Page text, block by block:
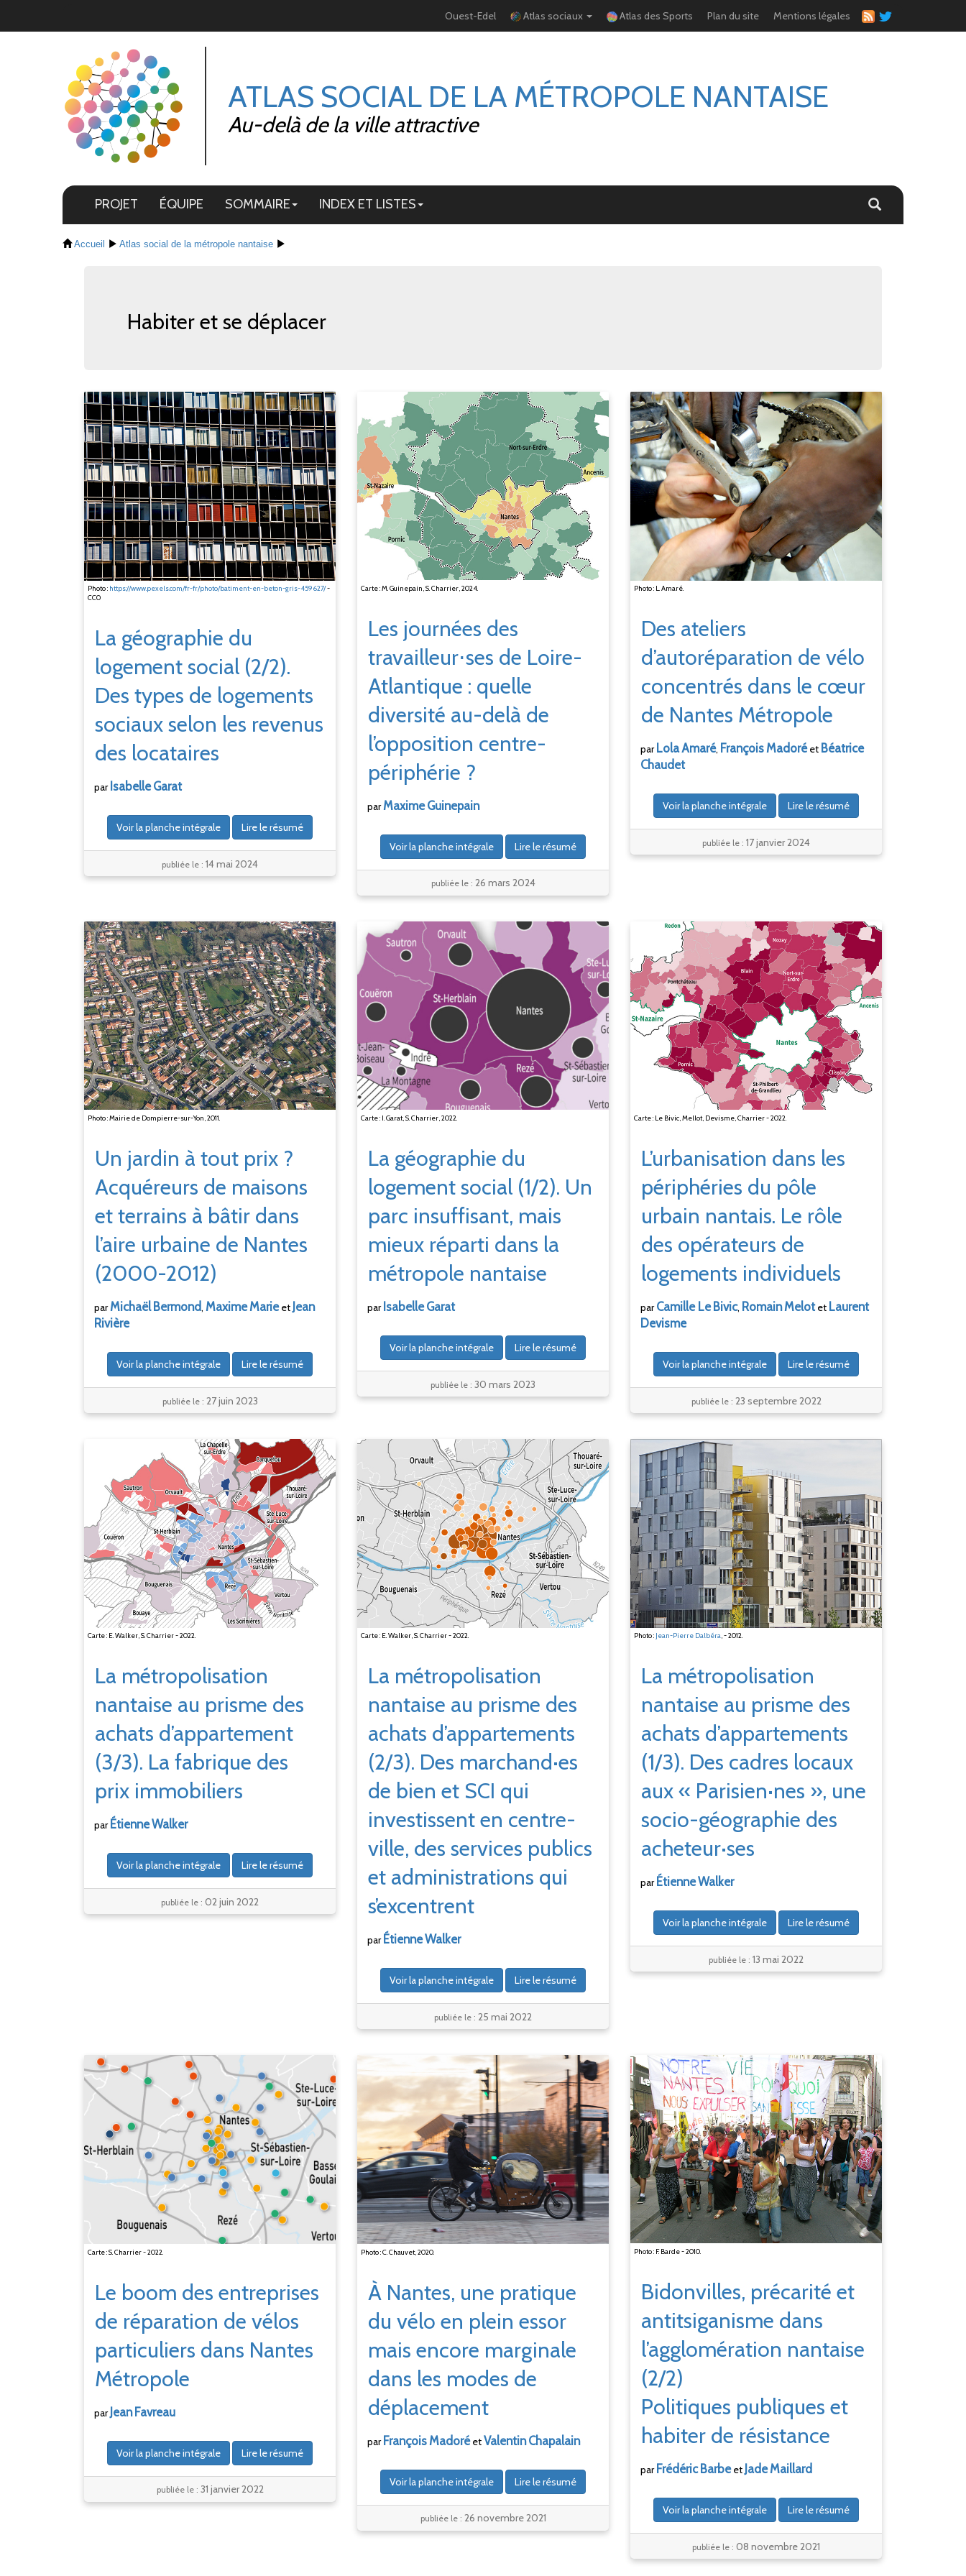
Ouest-Edel Atlas sociaux Atlas des Sports Plan du site Mentions légales
ATLAS SOCIAL DE LA MÉTROPOLE NANTAISE
Au-delà de la ville attractive
PROJET ÉQUIPE SOMMAIRE INDEX ET LISTES
Accueil Atlas social de la métropole nantaise
Habiter et se déplacer
Photo : https://www.pexels.com/fr-fr/photo/batiment-en-beton-gris-459627/-
CC0
La géographie du
logement social (2/2).
Des types de logements
sociaux selon les revenus
des locataires
par Isabelle Garat
Voir la planche intégrale Lire le résumé
publiée le : 14 mai 2024
Carte : M. Guinepain, S. Charrier, 2024.
Les journées des
travailleur⋅ses de Loire-
Atlantique : quelle
diversité au-delà de
l’opposition centre-
périphérie ?
parMaxime Guinepain
Voir la planche intégrale Lire le résumé
publiée le : 26 mars 2024
Photo : L. Amaré.
Des ateliers
d’autoréparation de vélo
concentrés dans le cœur
de Nantes Métropole
par LolaAmaré, FrançoisMadoréet Béatrice
Chaudet
Voir la planche intégrale Lire le résumé
publiée le : 17 janvier 2024
Photo : Mairie de Dompierre-sur-Yon, 2011.
Un jardin à tout prix ?
Acquéreurs de maisons
et terrains à bâtir dans
l’aire urbaine de Nantes
(2000-2012)
parMichaël Bermond, MaximeMarieetJean
Rivière
Voir la planche intégrale Lire le résumé
publiée le : 27 juin 2023
Carte : I. Garat, S. Charrier, 2022.
La géographie du
logement social (1/2). Un
parc insuffisant, mais
mieux réparti dans la
métropole nantaise
par Isabelle Garat
Voir la planche intégrale Lire le résumé
publiée le : 30 mars 2023
Carte : Le Bivic, Mellot, Devisme, Charrier - 2022.
L’urbanisation dans les
périphéries du pôle
urbain nantais. Le rôle
des opérateurs de
logements individuels
parCamille Le Bivic, RomainMelotet Laurent
Devisme
Voir la planche intégrale Lire le résumé
publiée le : 23 septembre 2022
Carte : E. Walker, S. Charrier - 2022.
La métropolisation
nantaise au prisme des
achats d’appartement
(3/3). La fabrique des
prix immobiliers
par ÉtienneWalker
Voir la planche intégrale Lire le résumé
publiée le : 02 juin 2022
Carte : E. Walker, S. Charrier - 2022.
La métropolisation
nantaise au prisme des
achats d’appartements
(2/3). Des marchand·es
de bien et SCI qui
investissent en centre-
ville, des services publics
et administrations qui
s’excentrent
par ÉtienneWalker
Voir la planche intégrale Lire le résumé
publiée le : 25 mai 2022
Photo : Jean-Pierre Dalbéra, - 2012.
La métropolisation
nantaise au prisme des
achats d’appartements
(1/3). Des cadres locaux
aux « Parisien·nes », une
socio-géographie des
acheteur·ses
par ÉtienneWalker
Voir la planche intégrale Lire le résumé
publiée le : 13 mai 2022
Carte : S. Charrier - 2022.
Le boom des entreprises
de réparation de vélos
particuliers dans Nantes
Métropole
parJean Favreau
Voir la planche intégrale Lire le résumé
publiée le : 31 janvier 2022
Photo : C. Chauvet, 2020.
À Nantes, une pratique
du vélo en plein essor
mais encore marginale
dans les modes de
déplacement
parFrançois MadoréetValentin Chapalain
Voir la planche intégrale Lire le résumé
publiée le : 26 novembre 2021
Photo : F. Barde - 2010.
Bidonvilles, précarité et
antitsiganisme dans
l’agglomération nantaise
(2/2)
Politiques publiques et
habiter de résistance
par Frédéric BarbeetJadeMaillard
Voir la planche intégrale Lire le résumé
publiée le : 08 novembre 2021